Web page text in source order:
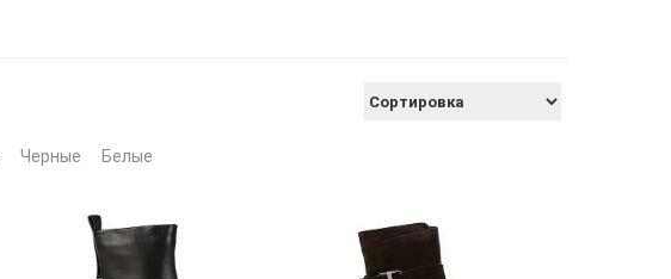
Черные Белые